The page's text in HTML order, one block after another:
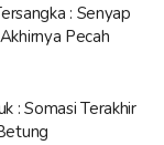
: Senyap
Pecah
: Somasi Terakhir